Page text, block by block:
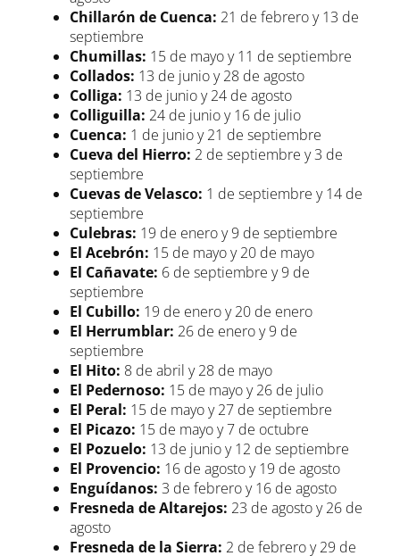
Chillarón de Cuenca: 21 de febrero y 13 de
septiembre
Chumillas: 15 de mayo y 11 de septiembre
Collados: 13 de junio y 28 de agosto
Colliga: 13 de junio y 24 de agosto
Colliguilla: 24 de junio y 16 de julio
Cuenca: 1 de junio y 21 de septiembre
Cueva del Hierro: 2 de septiembre y 3 de
septiembre
Cuevas de Velasco: 1 de septiembre y 14 de
septiembre
Culebras: 19 de enero y 9 de septiembre
El Acebrón: 15 de mayo y 20 de mayo
El Cañavate: 6 de septiembre y 9 de
septiembre
El Cubillo: 19 de enero y 20 de enero
El Herrumblar: 26 de enero y 9 de
septiembre
El Hito: 8 de abril y 28 de mayo
El Pedernoso: 15 de mayo y 26 de julio
El Peral: 15 de mayo y 27 de septiembre
El Picazo: 15 de mayo y 7 de octubre
El Pozuelo: 13 de junio y 12 de septiembre
El Provencio: 16 de agosto y 19 de agosto
Enguídanos: 3 de febrero y 16 de agosto
Fresneda de Altarejos: 23 de agosto y 26 de
agosto
Fresneda de la Sierra: 2 de febrero y 29 de